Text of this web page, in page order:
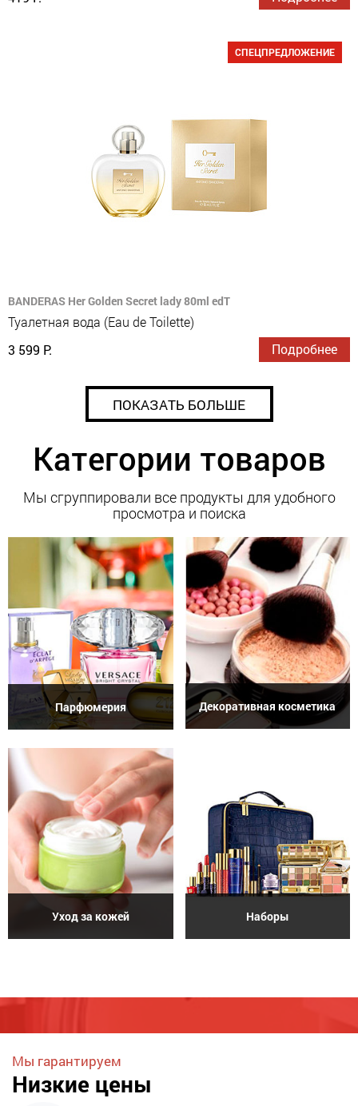
СПЕЦПРЕДЛОЖЕНИЕ
BANDERAS Her Golden Secret lady 80ml edT
Туалетная вода (Eau de Toilette)
3 599 Р.
Подробнее
ПОКАЗАТЬ БОЛЬШЕ
Категории товаров
Мы сгруппировали все продукты для удобного
просмотра и поиска
Парфюмерия Декоративная косметика
Уход за кожей Наборы
Мы гарантируем
Низкие цены